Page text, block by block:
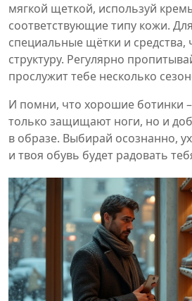
мягкой щеткой, используй
соответствующие типу кожи.
специальные щётки и средства,
структуру. Регулярно
прослужит тебе несколько
И помни, что хорошие ботинки
только защищают ноги, но и
в образе. Выбирай осознанно,
и твоя обувь будет радовать